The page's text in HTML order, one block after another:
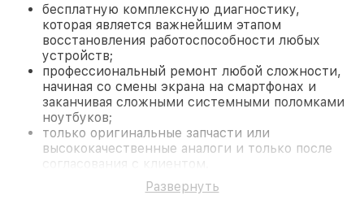
бесплатную комплексную диагностику,
которая является важнейшим этапом
восстановления работоспособности любых
устройств;
профессиональный ремонт любой сложности,
начиная со смены экрана на смартфонах и
заканчивая сложными системными поломками
ноутбуков;
только оригинальные запчасти или
высококачественные аналоги и только после
согласования с клиентом.
На все работы и замененные комплектующие
предоставляется длительная гарантия. В случае
Развернуть